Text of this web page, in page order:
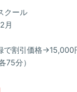
クール
月
割引価格→15,000
75分）